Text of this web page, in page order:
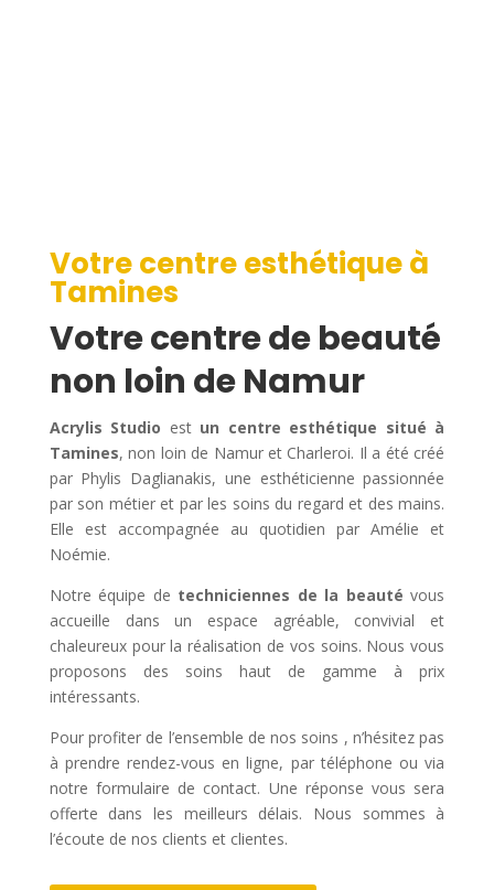
Votre centre esthétique à
Tamines
Votre centre de beauté
non loin de Namur
Acrylis Studio est un centre esthétique situé à
Tamines, non loin de Namur et Charleroi. Il a été créé
par Phylis Daglianakis, une esthéticienne passionnée
par son métier et par les soins du regard et des mains.
Elle est accompagnée au quotidien par Amélie et
Noémie.
Notre équipe de techniciennes de la beauté vous
accueille dans un espace agréable, convivial et
chaleureux pour la réalisation de vos soins. Nous vous
proposons des soins haut de gamme à prix
intéressants.
Pour profiter de l’ensemble de nos soins , n’hésitez pas
à prendre rendez-vous en ligne, par téléphone ou via
notre formulaire de contact. Une réponse vous sera
offerte dans les meilleurs délais. Nous sommes à
l’écoute de nos clients et clientes.